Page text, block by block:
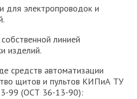
для электропроводок и
линией
изделий.
средств автоматизации
щитов и пультов КИПиА ТУ
99 (ОСТ 36-13-90):